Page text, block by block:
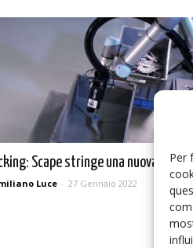
Per
Scape stringe una nuova
Luce - 27 Gennaio 2022